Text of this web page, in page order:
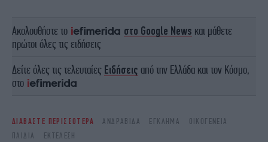
Ακολουθήστε το στο Google News και μάθετε
πρώτοι όλες τις ειδήσεις
Δείτε όλες τις τελευταίες Ειδήσεις από την Ελλάδα και τον Κόσμο,
στο
ΔΙΑΒΑΣΤΕ ΠΕΡΙΣΣΟΤΕΡΑ ΑΝΔΡΑΒΊΔΑ ΈΓΚΛΗΜΑ
ΟΙΚΟΓΈΝΕΙΑ
ΠΑΙΔΙΆ
ΕΚΤΈΛΕΣΗ